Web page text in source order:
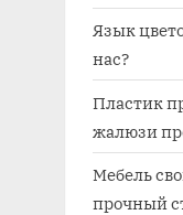
Язык
нас?
Пластик
жалюзи
Мебель
прочный